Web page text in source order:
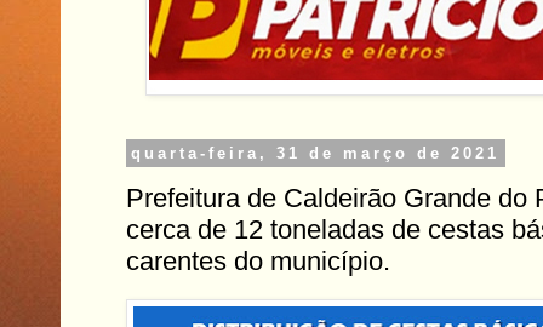
quarta-feira, 31 de março de 2021
Prefeitura de Caldeirão Grande do
cerca de 12 toneladas de cestas
carentes do município.